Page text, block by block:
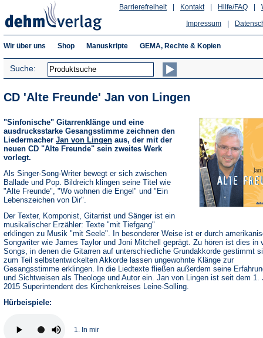
Hilfe/FAQ
Kontakt
Barrierefreiheit
Impressum
Wir über uns Shop Manuskripte GEMA, Rechte & Kopien
Suche:
CD 'Alte Freunde' Jan von Lingen
"Sinfonische" Gitarrenklänge und eine
ausdrucksstarke Gesangsstimme zeichnen den
Liedermacher Jan von Lingen aus, der mit der
neuen CD "Alte Freunde" sein zweites Werk
vorlegt.
Als Singer-Song-Writer bewegt er sich zwischen
Ballade und Pop. Bildreich klingen seine Titel wie
"Alte Freunde", "Wo wohnen die Engel" und "Ein
Lebenszeichen von Dir".
Der Texter, Komponist, Gitarrist und Sänger ist ein
musikalischer Erzähler: Texte "mit Tiefgang"
erklingen zu Musik "mit Seele". In besonderer Weise ist er durch
Songwriter wie James Taylor und Joni Mitchell geprägt. Zu hören ist dies in
Songs, in denen die Gitarren auf unterschiedliche Grundakkorde gestimmt
zum Teil selbstentwickelten Akkorde lassen ungewohnte Klänge zur
Gesangsstimme erklingen. In die Liedtexte fließen außerdem seine
und Sichtweisen als Theologe und Autor ein. Jan von Lingen ist seit dem 1.
2015 Superintendent des Kirchenkreises Leine-Solling.
Hürbeispiele:
1. In mir